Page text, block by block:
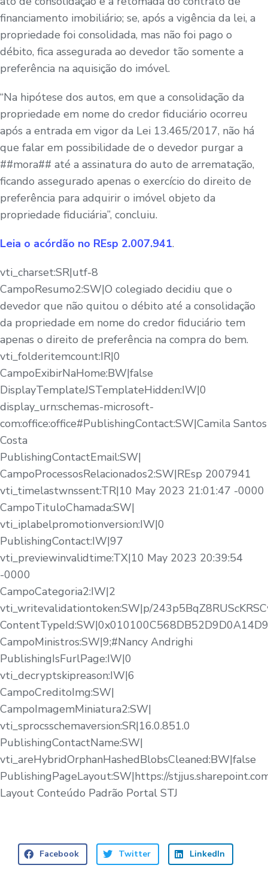
financiamento imobiliário; se, após a vigência da lei, a
propriedade foi consolidada, mas não foi pago o
débito, fica assegurada ao devedor tão somente a
preferência na aquisição do imóvel.
“Na hipótese dos autos, em que a consolidação da
propriedade em nome do credor fiduciário ocorreu
após a entrada em vigor da Lei 13.465/2017, não há
que falar em possibilidade de o devedor purgar a
##mora## até a assinatura do auto de arrematação,
ficando assegurado apenas o exercício do direito de
preferência para adquirir o imóvel objeto da
propriedade fiduciária”, concluiu.
Leia o acórdão no REsp 2.007.941.
vti_charset:SR|utf-8
CampoResumo2:SW|O colegiado decidiu que o
devedor que não quitou o débito até a consolidação
da propriedade em nome do credor fiduciário tem
apenas o direito de preferência na compra do bem.
vti_folderitemcount:IR|0
CampoExibirNaHome:BW|false
DisplayTemplateJSTemplateHidden:IW|0
display_urn:schemas-microsoft-
com:office:office#PublishingContact:SW|Camila Santos
Costa
PublishingContactEmail:SW|
CampoProcessosRelacionados2:SW|REsp 2007941
vti_timelastwnssent:TR|10 May 2023 21:01:47 -0000
CampoTituloChamada:SW|
vti_iplabelpromotionversion:IW|0
PublishingContact:IW|97
vti_previewinvalidtime:TX|10 May 2023 20:39:54
-0000
CampoCategoria2:IW|2
vti_writevalidationtoken:SW|p/
CampoMinistros:SW|9;#Nancy Andrighi
PublishingIsFurlPage:IW|0
vti_decryptskipreason:IW|6
CampoCreditoImg:SW|
CampoImagemMiniatura2:SW|
vti_sprocsschemaversion:SR|16.0.851.0
PublishingContactName:SW|
vti_areHybridOrphanHashedBlobsCleaned:BW|false
PublishingPageLayout:SW|https://
Layout Conteúdo Padrão Portal STJ
Facebook Twitter LinkedIn